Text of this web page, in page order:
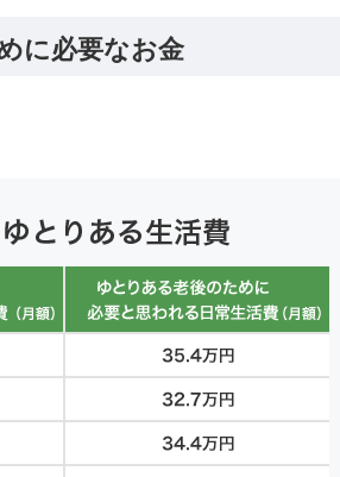
に必要なお金